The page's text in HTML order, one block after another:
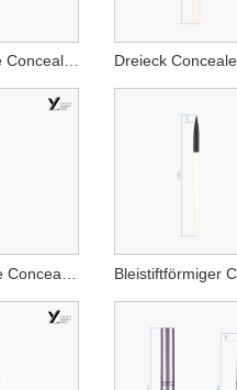
Abgerundete Concealer -Bürste